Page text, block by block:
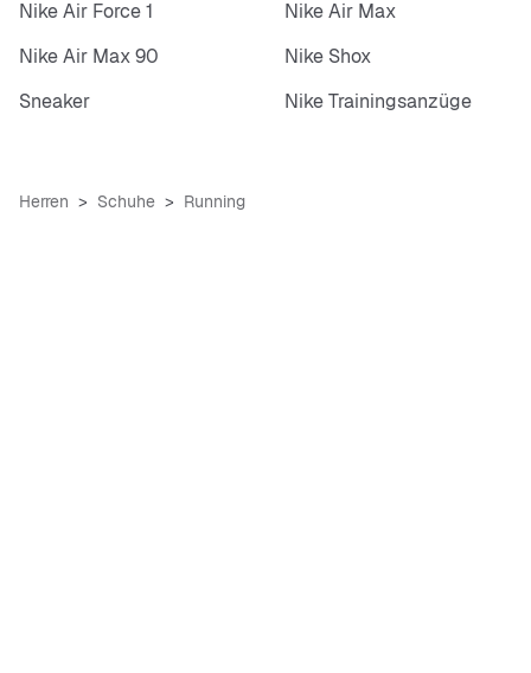
Nike Air Force 1
Nike Air Max
Nike Air Max 90
Nike Shox
Sneaker
Nike Trainingsanzüge
Herren Schuhe Running